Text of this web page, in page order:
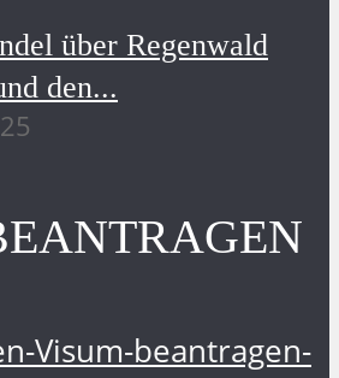
über Regenwald
den...